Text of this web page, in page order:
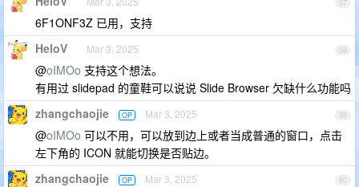
57
6F1ONF3Z 已用，支持
58
HeloV Mar 3, 2025
@oIMOo 支持这个想法。
有用过 slidepad 的童鞋可以说说 Slide Browser 欠缺什么功能吗
59
zhangchaojie OP Mar 3, 2025
@oIMOo 可以不用，可以放到边上或者当成普通的窗口，点击
左下角的 ICON 就能切换是否贴边。
60
zhangchaojie OP Mar 3, 2025